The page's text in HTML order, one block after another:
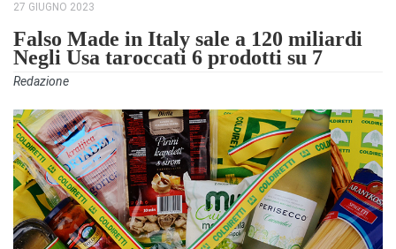
27 GIUGNO 2023
Falso Made in Italy sale a 120 miliardi
Negli Usa taroccati 6 prodotti su 7
Redazione